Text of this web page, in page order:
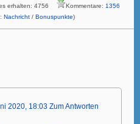
erhalten: 4756 Kommentare: 1356
Nachricht / Bonuspunkte)
2020, 18:03 Zum Antworten